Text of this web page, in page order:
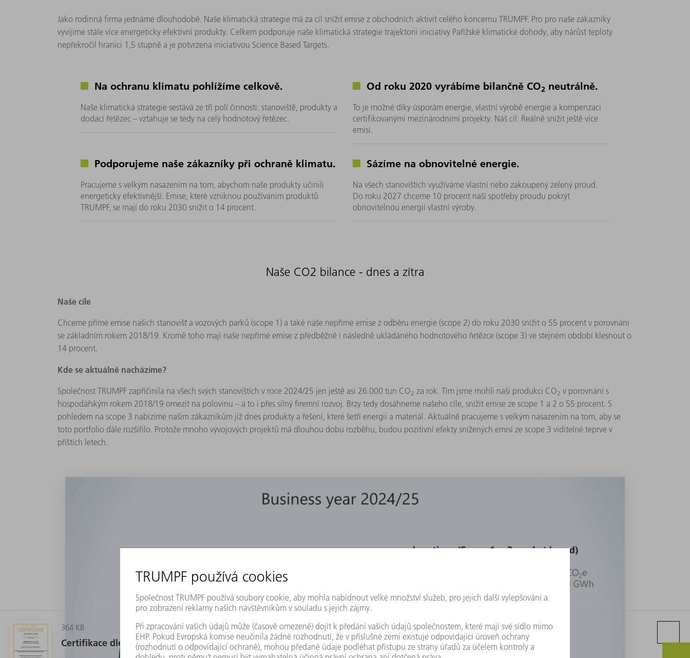
Jako rodinná firma jednáme dlouhodobě. Naše klimatická strategie má za cíl snížit emise z obchodních aktivit celého koncernu TRUMPF. Pro pro naše zákazníky
vyvíjíme stále více energeticky efektivní produkty. Celkem podporuje naše klimatická strategie trajektorii iniciativy Pařížské klimatické dohody, aby nárůst teploty
nepřekročil hranici 1,5 stupně a je potvrzena iniciativou Science Based Targets.
Na ochranu klimatu pohlížíme celkově.
Naše klimatická strategie sestává ze tří polí činnosti: stanoviště, produkty a
dodací řetězec – vztahuje se tedy na celý hodnotový řetězec.
Od roku 2020 vyrábíme bilančně CO2 neutrálně.
To je možné díky úsporám energie, vlastní výrobě energie a kompenzaci
certifikovanými mezinárodními projekty. Náš cíl: Reálně snížit ještě více
emisí.
Podporujeme naše zákazníky při ochraně klimatu.
Pracujeme s velkým nasazením na tom, abychom naše produkty učinili
energeticky efektivnější. Emise, které vzniknou používáním produktů
TRUMPF, se mají do roku 2030 snížit o 14 procent.
Sázíme na obnovitelné energie.
Na všech stanovištích využíváme vlastní nebo zakoupený zelený proud.
Do roku 2027 chceme 10 procent naší spotřeby proudu pokrýt
obnovitelnou energií vlastní výroby.
Naše CO2 bilance - dnes a zítra
Naše cíle
Chceme přímé emise našich stanovišť a vozových parků (scope 1) a také naše nepřímé emise z odběru energie (scope 2) do roku 2030 snížit o 55 procent v porovnání
se základním rokem 2018/19. Kromě toho mají naše nepřímé emise z předběžně i následně ukládáného hodnotového řetězce (scope 3) ve stejném období klesnout o
14 procent.
Kde se aktuálně nacházíme?
Společnost TRUMPF zapříčinila na všech svých stanovištích v roce 2024/25 jen ještě asi 26.000 tun CO2 za rok. Tím jsme mohli naši produkci CO2 v porovnání s
hospodářským rokem 2018/19 omezit na polovinu – a to i přes silný firemní rozvoj. Brzy tedy dosáhneme našeho cíle, snížit emise ze scope 1 a 2 o 55 procent. S
pohledem na scope 3 nabízíme našim zákazníkům již dnes produkty a řešení, které šetří energii a materiál. Aktuálně pracujeme s velkým nasazením na tom, aby se
toto portfolio dále rozšířilo. Protože mnoho vývojových projektů má dlouhou dobu rozběhu, budou pozitivní efekty snížených emisí ze scope 3 viditelné teprve v
příštích letech.
364 KB
Certifikace dle DIN EN ISO 50001